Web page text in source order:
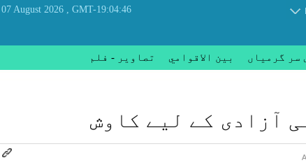
GMT-19:04:46
, Friday 07 August 2026
سر گرمياں بين الاقوامي تصاوير - فلم
آزادی کے لیے کاوش